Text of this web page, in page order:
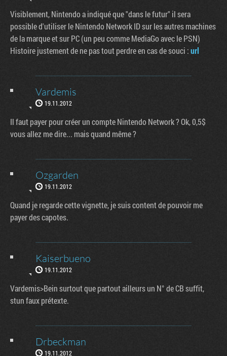
Visiblement, Nintendo a indiqué que "dans le futur" il sera
possible d'utiliser le Nintendo Network ID sur les autres machines
de la marque et sur PC (un peu comme MediaGo avec le PSN)
Histoire justement de ne pas tout perdre en cas de souci :url
Vardemis
19.11.2012
Il faut payer pour créer un compte Nintendo Network ? Ok, 0,5$
vous allez me dire... mais quand même ?
Ozgarden
19.11.2012
Quand je regarde cette vignette, je suis content de pouvoir me
payer des capotes.
Kaiserbueno
19.11.2012
Vardemis>Bein surtout que partout ailleurs un N° de CB suffit,
stun faux prétexte.
Drbeckman
19.11.2012